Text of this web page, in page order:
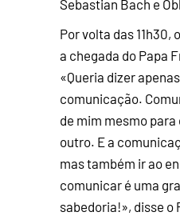
Sebastian Bach e
Por volta das
a chegada do Papa
«Queria dizer
comunicação.
de mim mesmo
outro. E a
mas também ir ao
comunicar é uma
sabedoria!», disse o